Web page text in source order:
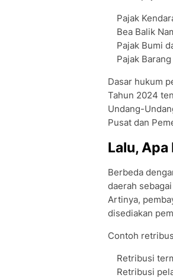
Pajak
Bea Balik
Pajak Bumi
Pajak
Dasar hukum
Tahun 2024
Undang-
Pusat dan
Lalu,
Berbeda
daerah
Artinya,
disediakan
Contoh
Retribusi
Retribusi